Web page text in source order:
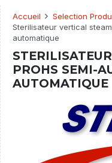
Accueil Selection
Sterilisateur vertical
automatique
PROHS SEMI-
AUTOMATIQUE